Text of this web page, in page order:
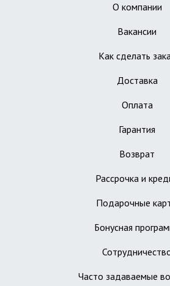
О компании
Вакансии
Как сделать
Доставка
Оплата
Гарантия
Возврат
Рассрочка и
Подарочные
Бонусная
Часто задаваемые